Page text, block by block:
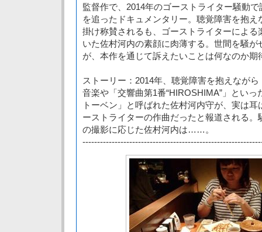
監督作で、2014年のゴーストライター騒動
を追ったドキュメンタリー。聴覚障害を抱
掛け称賛されるも、ゴーストライターによる
いた佐村河内の素顔に肉薄する。世間を騒が
が、本作を通じて訴えたいことは何なのか期
ストーリー：2014年、聴覚障害を抱えなが
音楽や「交響曲第1番“HIROSHIMA”」とい
トーベン」と呼ばれた佐村河内守が、実は
ーストライターの作曲だったと報道される
の撮影に応じた佐村河内は……。